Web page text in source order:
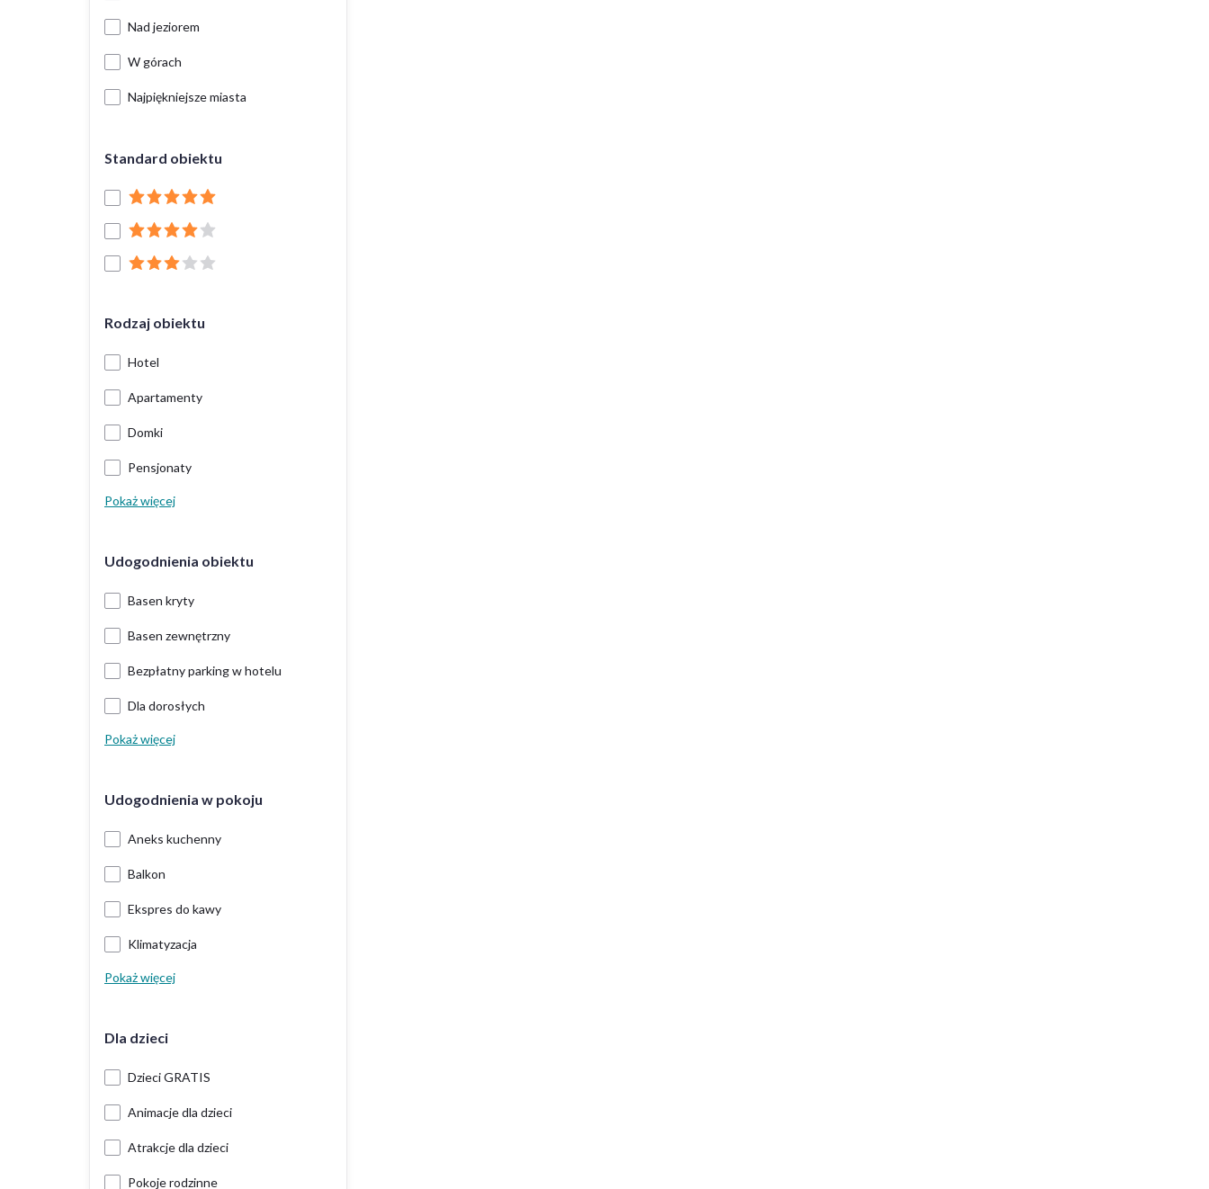
Nad jeziorem
W górach
Najpiękniejsze miasta
Standard obiektu
Rodzaj obiektu
Hotel
Apartamenty
Domki
Pensjonaty
Pokaż więcej
Udogodnienia obiektu
Basen kryty
Basen zewnętrzny
Bezpłatny parking w hotelu
Dla dorosłych
Pokaż więcej
Udogodnienia w pokoju
Aneks kuchenny
Balkon
Ekspres do kawy
Klimatyzacja
Pokaż więcej
Dla dzieci
Dzieci GRATIS
Animacje dla dzieci
Atrakcje dla dzieci
Pokoje rodzinne